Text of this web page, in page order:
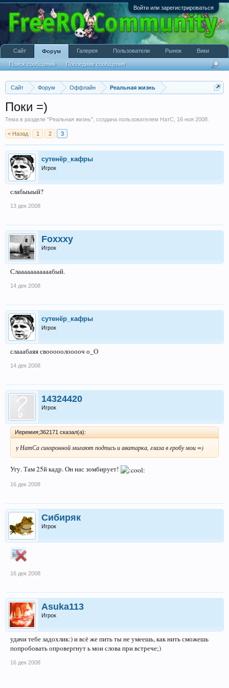
Войти или зарегистрироваться
Сайт Форум Оффлайн Реальная жизнь
Поки =)
Тема в разделе "Реальная жизнь", создана пользователем НатС 16 ноя 2008
< Назад 1 2 3
сутенёр_кафры
Игрок
слабыыый?
13 дек 2008
Foxxxy
Игрок
Слааааааааааабый.
14 дек 2008
сутенёр_кафры
Игрок
слааабаяя свооооолооооч о_О
14 дек 2008
14324420
Игрок
Иеремия;362171 сказал(а):
у НатСа синхронной мигают подпись и аватарка, глаза в гробу мои =)
Угу. Там 25й кадр. Он нас зомбирует!
16 дек 2008
Сибиряк
Игрок
16 дек 2008
Asuka113
Игрок
удачи тебе задохлик:) и всё же пить ты не умеешь, как нить сможешь
попробовать опровергнут ь мои слова при встрече;)
16 дек 2008
Сайт Форум
Поиск сообщений Последние сообщения
Галерея Пользователи Рынок Вики